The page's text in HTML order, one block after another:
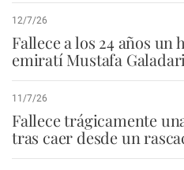
12/7/26
Fallece a los 24 años
emiratí Mustafa Galadari
11/7/26
Fallece trágicamente
tras caer desde un